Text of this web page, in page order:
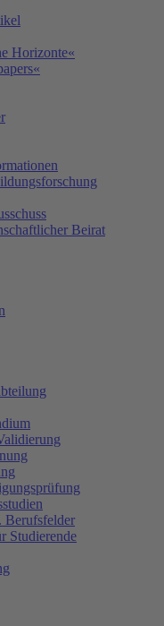
Horizonte«
Beirat
Berufsfelder
Studierende